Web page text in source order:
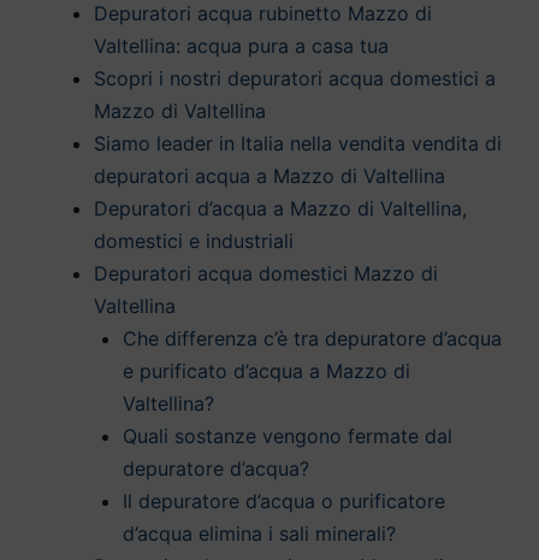
Depuratori acqua rubinetto Mazzo di
Valtellina: acqua pura a casa tua
Scopri i nostri depuratori acqua domestici a
Mazzo di Valtellina
Siamo leader in Italia nella vendita vendita di
depuratori acqua a Mazzo di Valtellina
Depuratori d’acqua a Mazzo di Valtellina,
domestici e industriali
Depuratori acqua domestici Mazzo di
Valtellina
Che differenza c’è tra depuratore d’acqua
e purificato d’acqua a Mazzo di
Valtellina?
Quali sostanze vengono fermate dal
depuratore d’acqua?
Il depuratore d’acqua o purificatore
d’acqua elimina i sali minerali?